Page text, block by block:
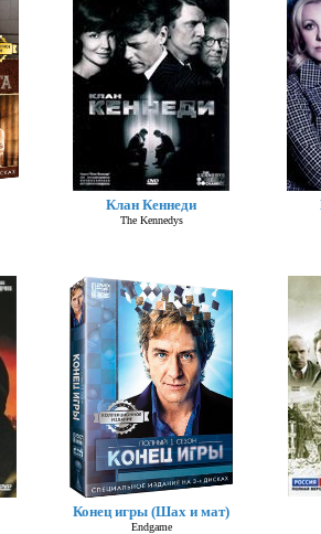
Клан Кеннеди
The Kennedys
Конец игры (Шах и мат)
Endgame